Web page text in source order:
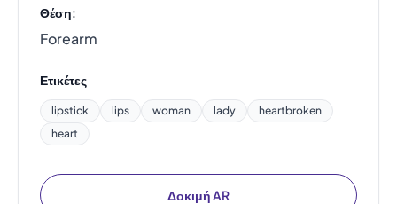
Θέση:
Forearm
Ετικέτες
lipstick lips woman lady
heartbroken
heart
Δοκιμή AR